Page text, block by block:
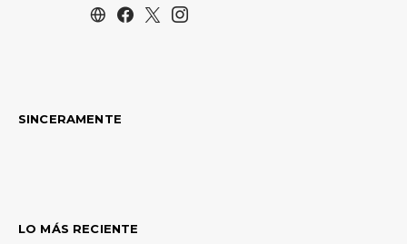
SINCERAMENTE
LO MÁS RECIENTE